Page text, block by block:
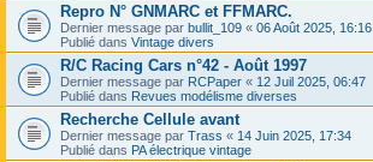
Repro N° GNMARC et FFMARC.
Dernier message par bullit_109 « 06 Août 2025, 16:16
Publié dans Vintage divers
R/C Racing Cars n°42 - Août 1997
Dernier message par RCPaper « 12 Juil 2025, 06:47
Publié dans Revues modélisme diverses
Recherche Cellule avant
Dernier message par Trass « 14 Juin 2025, 17:34
Publié dans PA électrique vintage